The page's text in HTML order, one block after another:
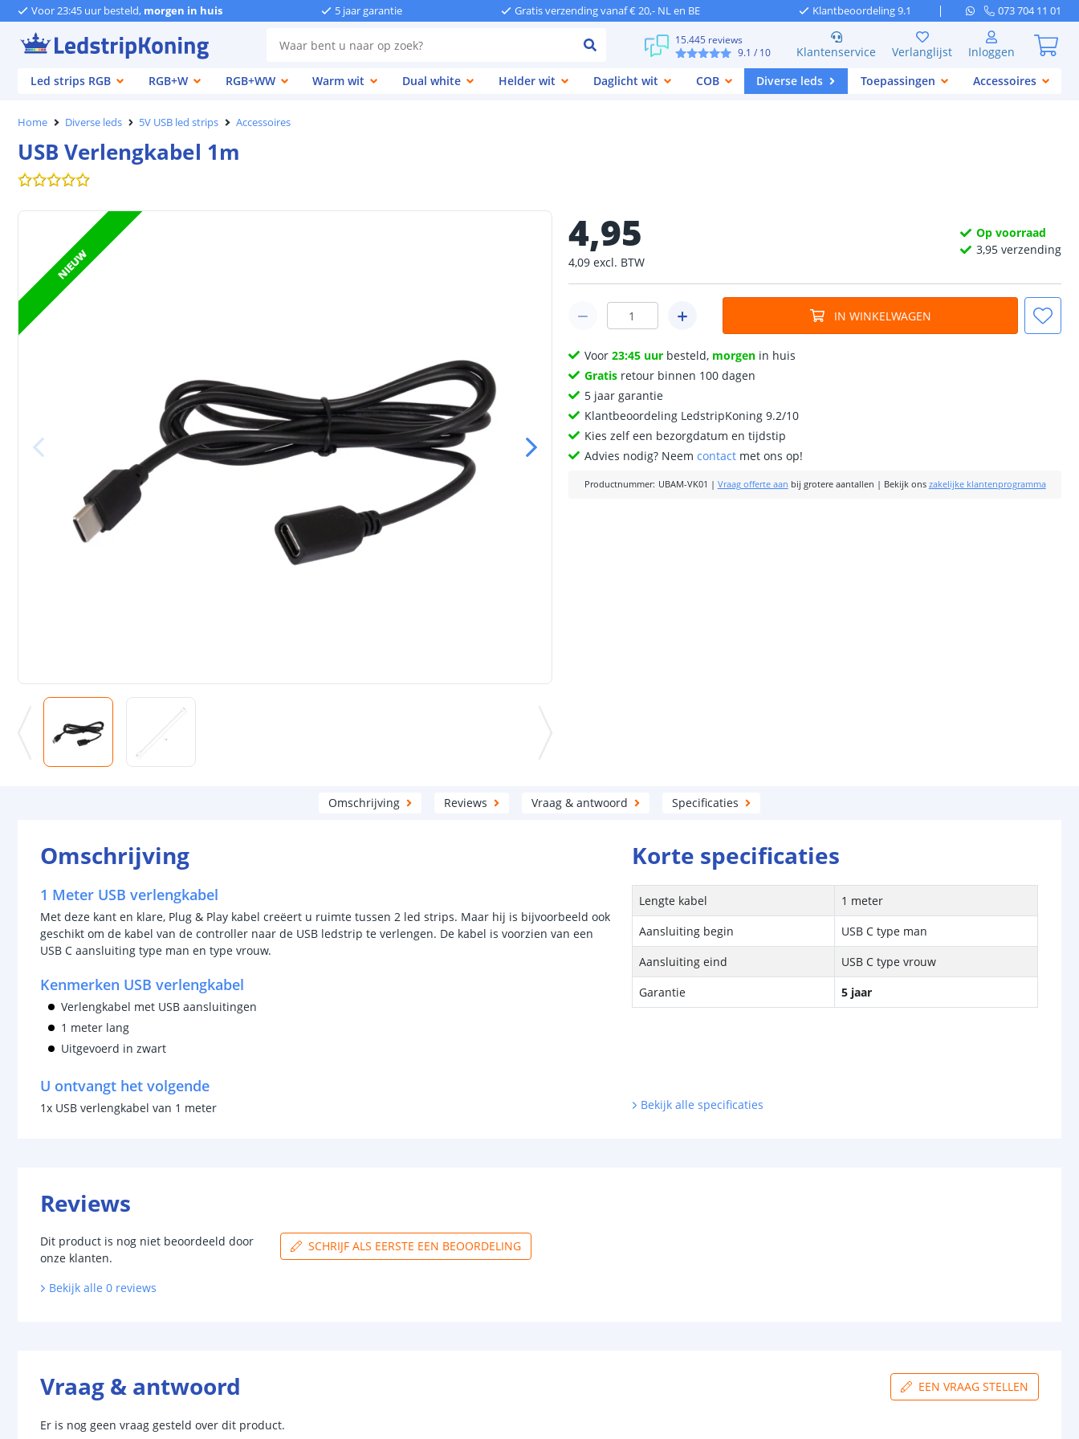
Voor 23:45 uur besteld, morgen in huis 5 jaar garantie Gratis verzending vanaf € 20,- NL en BE Klantbeoordeling 9.1 073 704 11 01
15.445 reviews
9.1 / 10 Klantenservice Verlanglijst
Inloggen
Led strips RGB
RGB+W RGB+WW Warm wit Dual white Helder wit Daglicht wit COB Diverse leds Toepassingen Accessoires
Home Diverse leds 5V USB led strips Accessoires
USB Verlengkabel 1m
NIEUW
4,95
4,09 excl. BTW
Op voorraad
3,95 verzending
IN WINKELWAGEN
Voor23:45 uur besteld, morgen in huis
Gratis retour binnen 100 dagen
5 jaar garantie
Klantbeoordeling LedstripKoning 9.2/10
Kies zelf een bezorgdatum en tijdstip
Advies nodig? Neemcontact met ons op!
Productnummer: UBAM-VK01 | Vraag offerte aan bij grotere aantallen | Bekijk ons zakelijke klantenprogramma
Omschrijving Reviews Vraag & antwoord Specificaties
Omschrijving
1 Meter USB verlengkabel
Met deze kant en klare, Plug & Play kabel creëert u ruimte tussen 2 led strips. Maar hij is bijvoorbeeld ook
geschikt om de kabel van de controller naar de USB ledstrip te verlengen. De kabel is voorzien van een
USB C aansluiting type man en type vrouw.
Kenmerken USB verlengkabel
Verlengkabel met USB aansluitingen
1 meter lang
Uitgevoerd in zwart
U ontvangt het volgende
1x USB verlengkabel van 1 meter
Korte specificaties
Lengte kabel
1 meter
Aansluiting begin
USB C type man
Aansluiting eind
USB C type vrouw
Garantie
5 jaar
Bekijk alle specificaties
Reviews
Dit product is nog niet beoordeeld door
onze klanten.
SCHRIJF ALS EERSTE EEN BEOORDELING
Bekijk alle 0 reviews
Vraag & antwoord EEN VRAAG STELLEN
Er is nog geen vraag gesteld over dit product.